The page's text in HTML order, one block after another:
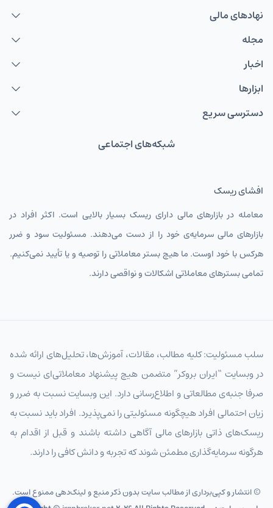
نهاد‌های مالی
مجله
اخبار
ابزارها
دسترسی سریع
شبکه‌های اجتماعی
افشای ریسک
معامله در بازارهای مالی دارای ریسک بسیار بالایی است. اکثر افراد در
بازارهای مالی سرمایه‌ی خود را از دست می‌دهند. مسئولیت سود و ضرر
هرکس با خود اوست. ما هیچ بستر معاملاتی را توصیه و یا تأیید نمی‌کنیم.
تمامی بسترهای معاملاتی اشکالات و نواقصی دارند.
سلب مسئولیت: کلیه مطالب، مقالات، آموزش‌ها، تحلیل‌های ارائه شده
در وبسایت “ایران بروکر” متضمن هیچ پیشنهاد معاملاتی‌ای نیست و
صرفا جنبه‌ی مطالعاتی و اطلاع‌رسانی دارد. این وبسایت نسبت به ضرر و
زیان احتمالی افراد هیچگونه مسئولیتی را نمی‌پذیرد. افراد باید نسبت به
ریسک‌های ذاتی بازارهای مالی آگاهی داشته باشند و قبل از اقدام به
هرگونه سرمایه‌گذاری مطمئن شوند که تجربه و دانش کافی را دارند.
© انتشار و کپی‌برداری از مطالب سایت بدون ذکر منبع و لینک‌دهی ممنوع است.